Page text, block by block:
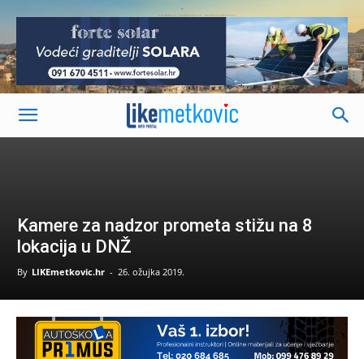
-
Kamere za nadzor prometa stižu na 8
lokacija u DNŽ
By LIKEmetkovic.hr - 26. ožujka 2019.